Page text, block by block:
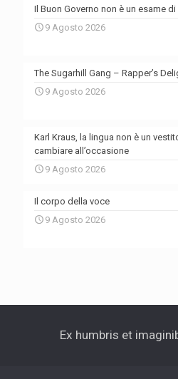
Il Buon Governo non è un esame
9 Agosto 2026
The Sugarhill Gang – Rapper’s
9 Agosto 2026
Karl Kraus, la lingua non è un
cambiare all’occasione
9 Agosto 2026
Il corpo della voce
9 Agosto 2026
Ex humbris et